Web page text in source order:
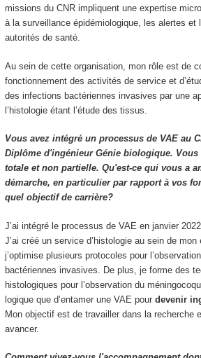
missions du CNR impliquent une expertise
à la surveillance épidémiologique, les alertes et
autorités de santé.
Au sein de cette organisation, mon rôle est de
fonctionnement des activités de service et
des infections bactériennes invasives par une
l’histologie étant l’étude des tissus.
Vous avez intégré un processus de VAE au
Diplôme d'ingénieur Génie biologique. Vous
totale et non partielle. Qu'est-ce qui vous a
démarche, en particulier par rapport à vos
quel objectif de carrière?
J’ai intégré le processus de VAE en janvier
J’ai créé un service d’histologie au sein de
j’optimise plusieurs protocoles pour
bactériennes invasives. De plus, je forme des
histologiques pour l’observation du
logique que d’entamer une VAE pour devenir
Mon objectif est de travailler dans la recherche
avancer.